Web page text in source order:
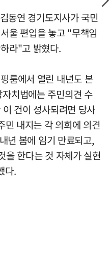
동연 경기도지사가 국민
울 편입을 놓고 "무책임
라"고 밝혔다.
룸에서 열린 내년도 본
치법에는 주민의견 수
건이 성사되려면 당사
민 내지는 각 의회에 의견
년 봄에 임기 만료되고,
을 한다는 것 자체가 실현
다.